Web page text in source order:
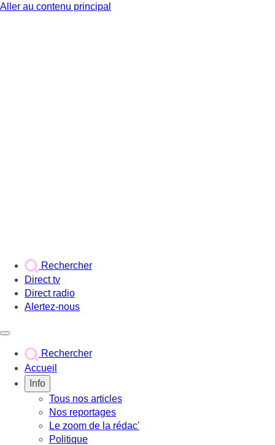
Aller au contenu principal
Rechercher
Direct tv
Direct radio
Alertez-nous
Rechercher
Accueil
Info
Tous nos articles
Nos reportages
Le zoom de la rédac'
Politique